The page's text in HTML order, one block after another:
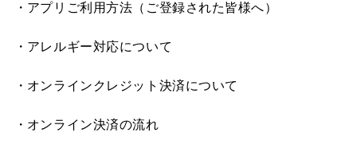
アプリご利用方法（ご登録された皆様へ）
アレルギー対応について
オンラインクレジット決済について
オンライン決済の流れ